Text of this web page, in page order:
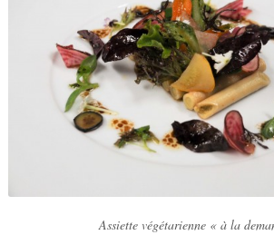
Assiette végétarienne « à la